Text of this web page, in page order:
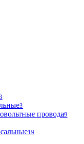
3
провода9
19